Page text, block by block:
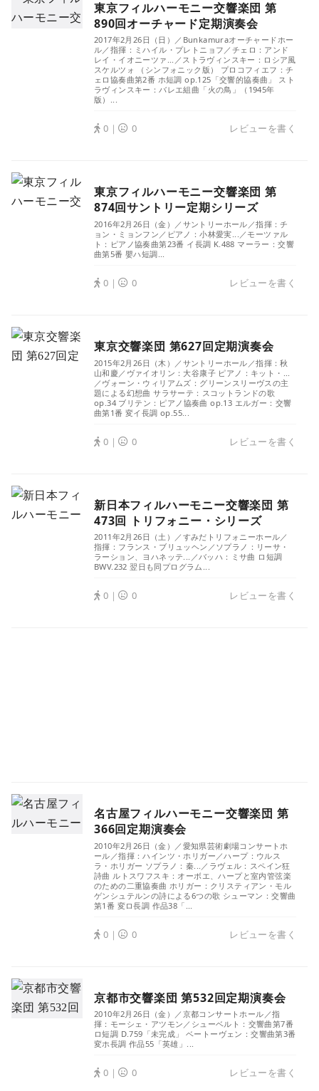
東京フィルハーモニー交響楽団 第
890回オーチャード定期演奏会
2017年2月26日（日）／Bunkamuraオーチャードホー
ル／指揮：ミハイル・プレトニョフ／チェロ：アンド
レイ・イオニーツァ...／ストラヴィンスキー：ロシア風
スケルツォ （シンフォニック版） プロコフィエフ：チ
ェロ協奏曲第2番 ホ短調 op.125「交響的協奏曲」 スト
ラヴィンスキー：バレエ組曲「火の鳥」（1945年
版）...
0｜ 0 レビューを書く
東京フィルハーモニー交響楽団 第
874回サントリー定期シリーズ
2016年2月26日（金）／サントリーホール／指揮：チ
ョン・ミョンフン／ピアノ：小林愛実...／モーツァル
ト：ピアノ協奏曲第23番 イ長調 K.488 マーラー：交響
曲第5番 嬰ハ短調...
0｜ 0 レビューを書く
東京交響楽団 第627回定期演奏会
2015年2月26日（木）／サントリーホール／指揮：秋
山和慶／ヴァイオリン：大谷康子 ピアノ：キット・...
／ヴォーン・ウィリアムズ：グリーンスリーヴスの主
題による幻想曲 サラサーテ：スコットランドの歌
op.34 ブリテン：ピアノ協奏曲 op.13 エルガー：交響
曲第1番 変イ長調 op.55...
0｜ 0 レビューを書く
新日本フィルハーモニー交響楽団 第
473回 トリフォニー・シリーズ
2011年2月26日（土）／すみだトリフォニーホール／
指揮：フランス・ブリュッヘン／ソプラノ：リーサ・
ラーション、ヨハネッテ...／バッハ：ミサ曲 ロ短調
BWV.232 翌日も同プログラム...
0｜ 0 レビューを書く
名古屋フィルハーモニー交響楽団 第
366回定期演奏会
2010年2月26日（金）／愛知県芸術劇場コンサートホ
ール／指揮：ハインツ・ホリガー／ハープ：ウルス
ラ・ホリガー ソプラノ：秦...／ラヴェル：スペイン狂
詩曲 ルトスワフスキ：オーボエ、ハープと室内管弦楽
のための二重協奏曲 ホリガー：クリスティアン・モル
ゲンシュテルンの詩による6つの歌 シューマン：交響曲
第1番 変ロ長調 作品38「...
0｜ 0 レビューを書く
京都市交響楽団 第532回定期演奏会
2010年2月26日（金）／京都コンサートホール／指
揮：モーシェ・アツモン／シューベルト：交響曲第7番
ロ短調 D.759「未完成」 ベートーヴェン：交響曲第3番
変ホ長調 作品55「英雄」...
0｜ 0 レビューを書く